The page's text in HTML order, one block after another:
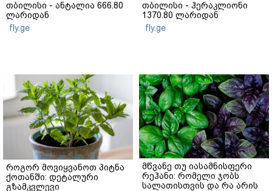
თბილისი - ანტალია 666.80
ლარიდან
fly.ge
თბილისი - ჰერაკლიონი
1370.80 ლარიდან
fly.ge
როგორ მოვიყვანოთ პიტნა
ქოთანში: დეტალური
გზამკვლევი
მწვანე თუ იასამნისფერი
რეჰანი: რომელი ჯობს
სალათისთვის და რა არის